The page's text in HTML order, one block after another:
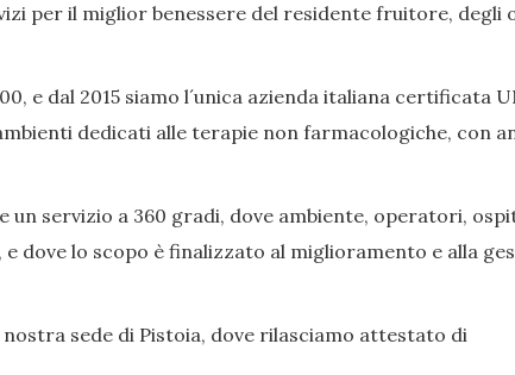
per il miglior benessere del residente fruitore, degli
e dal 2015 siamo l´unica azienda italiana certificata
dedicati alle terapie non farmacologiche, con
servizio a 360 gradi, dove ambiente, operatori,
dove lo scopo è finalizzato al miglioramento e alla
sede di Pistoia, dove rilasciamo attestato di